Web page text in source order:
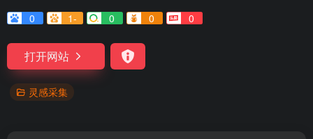
0
1- 0 0 0
打开网站
灵感采集